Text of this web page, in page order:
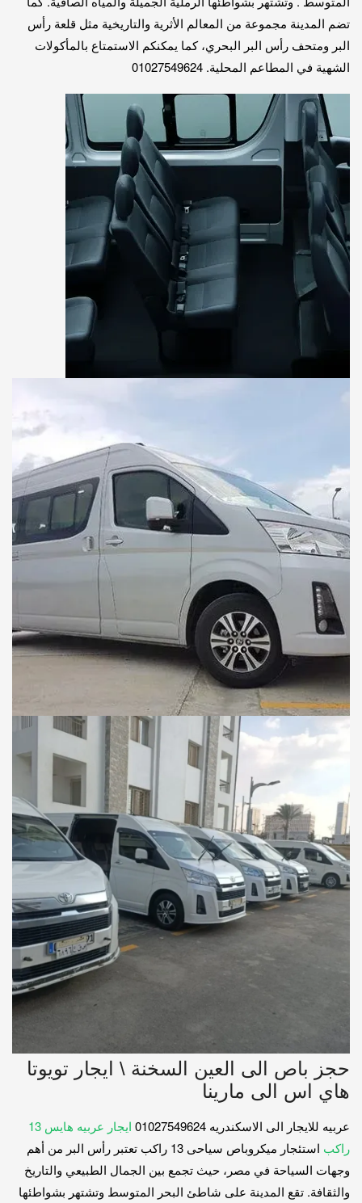
تضم المدينة مجموعة من المعالم الأثرية والتاريخية مثل قلعة رأس
البر ومتحف رأس البر البحري، كما يمكنكم الاستمتاع بالمأكولات
الشهية في المطاعم المحلية. 01027549624
حجز باص الى العين السخنة \ ايجار تويوتا
هاي اس الى مارينا
عربيه للايجار الى الاسكندريه 01027549624
ايجار عربيه هايس 13
راكب
استئجار ميكروباص سياحى 13 راكب تعتبر رأس البر من أهم
وجهات السياحة في مصر، حيث تجمع بين الجمال الطبيعي والتاريخ
والثقافة. تقع المدينة على شاطئ البحر المتوسط وتشتهر بشواطئها